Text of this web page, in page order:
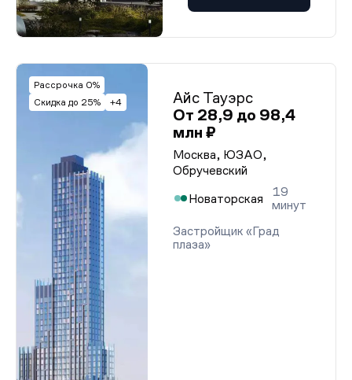
Рассрочка 0%
Скидка до 25%
+4
Айс Тауэрс
От 28,9 до 98,4
млн ₽
Москва, ЮЗАО,
Обручевский
Новаторская
19
минут
Застройщик «Град
плаза»